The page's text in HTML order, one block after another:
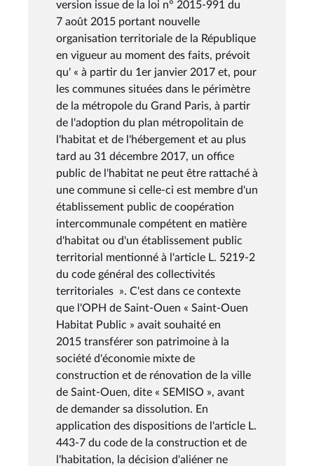
version issue de la loi n° 2015-991 du
7 août 2015 portant nouvelle
organisation territoriale de la République
en vigueur au moment des faits, prévoit
qu' « à partir du 1er janvier 2017 et, pour
les communes situées dans le périmètre
de la métropole du Grand Paris, à partir
de l'adoption du plan métropolitain de
l'habitat et de l'hébergement et au plus
tard au 31 décembre 2017, un office
public de l'habitat ne peut être rattaché à
une commune si celle-ci est membre d'un
établissement public de coopération
intercommunale compétent en matière
d'habitat ou d'un établissement public
territorial mentionné à l'article L. 5219-2
du code général des collectivités
territoriales ». C'est dans ce contexte
que l'OPH de Saint-Ouen « Saint-Ouen
Habitat Public » avait souhaité en
2015 transférer son patrimoine à la
société d'économie mixte de
construction et de rénovation de la ville
de Saint-Ouen, dite « SEMISO », avant
de demander sa dissolution. En
application des dispositions de l'article L.
443-7 du code de la construction et de
l'habitation, la décision d'aliéner ne